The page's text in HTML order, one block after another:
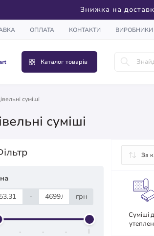
Знижка на
ОПЛАТА КОНТАКТИ ВИРОБНИКИ
Каталог товарів
суміші
суміші
-
грн
Суміші